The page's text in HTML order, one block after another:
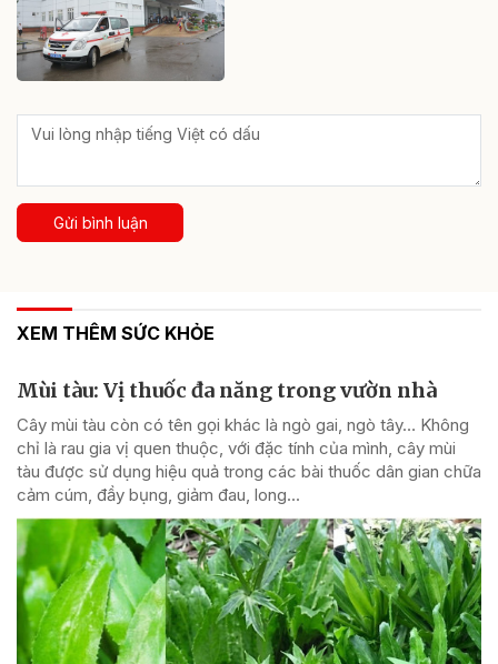
Gửi bình luận
XEM THÊM SỨC KHỎE
Mùi tàu: Vị thuốc đa năng trong vườn nhà
Cây mùi tàu còn có tên gọi khác là ngò gai, ngò tây… Không
chỉ là rau gia vị quen thuộc, với đặc tính của mình, cây mùi
tàu được sử dụng hiệu quả trong các bài thuốc dân gian chữa
cảm cúm, đầy bụng, giảm đau, long...